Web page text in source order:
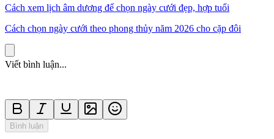
Cách xem lịch âm dương để chọn ngày cưới đẹp, hợp tuổi
Cách chọn ngày cưới theo phong thủy năm 2026 cho cặp đôi
Viết bình luận...
Bình luận